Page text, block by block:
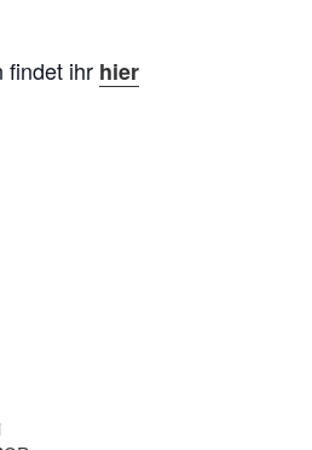
findet ihr hier